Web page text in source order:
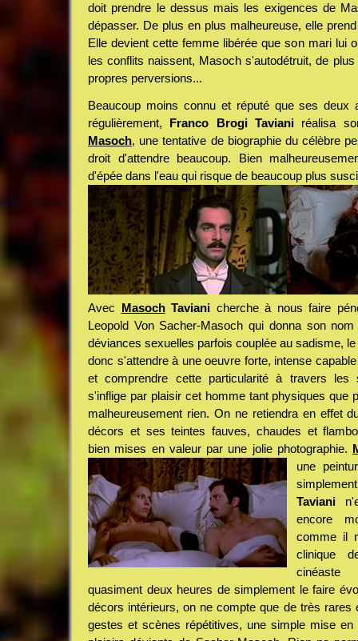
doit prendre le dessus mais les exigences de
dépasser. De plus en plus malheureuse, elle
Elle devient cette femme libérée que son mari lui
les conflits naissent, Masoch s'autodétruit, de
propres perversions...
Beaucoup moins connu et réputé que ses deux
régulièrement, Franco Brogi Taviani réalisa
Masoch, une tentative de biographie du célèbre
droit d'attendre beaucoup. Bien
d'épée dans l'eau qui risque de beaucoup plus
Avec Masoch Taviani cherche à nous faire
Leopold Von Sacher-Masoch qui donna son
déviances sexuelles parfois couplée au sadisme, le
donc s'attendre à une oeuvre forte, intense
et comprendre cette particularité à travers les
s'inflige par plaisir cet homme tant physiques que
malheureusement rien. On ne retiendra en effet
décors et ses teintes fauves, chaudes et
bien mises en valeur par une jolie photographie.
une
Taviani
encore
comme il
clinique
quasiment deux heures de simplement le faire
décors intérieurs, on ne compte que de très rares
gestes et scènes répétitives, une simple mise